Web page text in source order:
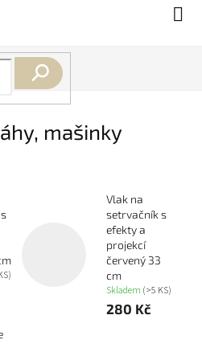
mašinky
Vlak na
setrvačník s
efekty a
projekcí
červený 33
cm
Skladem (>5 KS)
280 Kč